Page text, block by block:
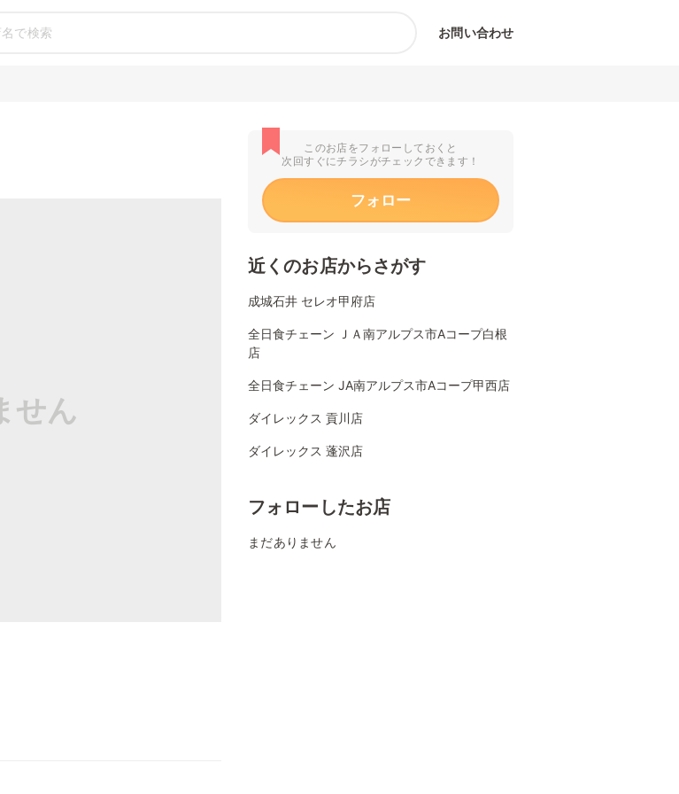
お問い合わせ
せん
このお店をフォローしておくと
次回すぐにチラシがチェックできます！
フォロー
近くのお店からさがす
成城石井 セレオ甲府店
全日食チェーン ＪＡ南アルプス市Aコープ白根
店
全日食チェーン JA南アルプス市Aコープ甲西店
ダイレックス 貢川店
ダイレックス 蓬沢店
フォローしたお店
まだありません